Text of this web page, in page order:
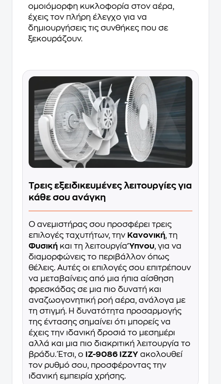
ομοιόμορφη κυκλοφορία στον αέρα,
έχεις τον πλήρη έλεγχο για να
δημιουργήσεις τις συνθήκες που σε
ξεκουράζουν.
Τρεις εξειδικευμένες λειτουργίες για
κάθε σου ανάγκη
Ο ανεμιστήρας σου προσφέρει τρεις
επιλογές ταχυτήτων, την Κανονική, τη
Φυσική και τη λειτουργίαΎπνου, για να
διαμορφώνεις το περιβάλλον όπως
θέλεις. Αυτές οι επιλογές σου επιτρέπουν
να μεταβαίνεις από μια ήπια αίσθηση
φρεσκάδας σε μια πιο δυνατή και
αναζωογονητική ροή αέρα, ανάλογα με
τη στιγμή. Η δυνατότητα προσαρμογής
της έντασης σημαίνει ότι μπορείς να
έχεις την ιδανική δροσιά το μεσημέρι
αλλά και μια πιο διακριτική λειτουργία το
βράδυ. Έτσι, ο IZ-9086 IZZY ακολουθεί
τον ρυθμό σου, προσφέροντας την
ιδανική εμπειρία χρήσης.